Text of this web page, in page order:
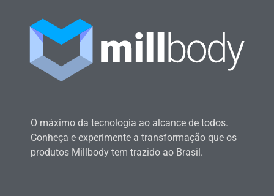
O máximo da tecnologia ao alcance de todos.
Conheça e experimente a transformação que os
produtos Millbody tem trazido ao Brasil.